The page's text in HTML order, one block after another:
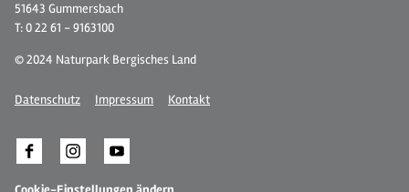
51643 Gummersbach
T: 0 22 61 - 9163100
© 2024 Naturpark Bergisches Land
Datenschutz Impressum Kontakt